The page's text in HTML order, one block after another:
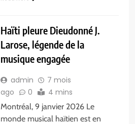
Haïti pleure Dieudonné J.
Larose, légende de la
musique engagée
admin
7 mois
ago
0 4 mins
Montréal, 9 janvier 2026 Le
monde musical haïtien est en